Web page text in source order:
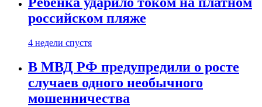
российском пляже
4 недели спустя
В МВД РФ предупредили о росте
случаев одного необычного
мошенничества